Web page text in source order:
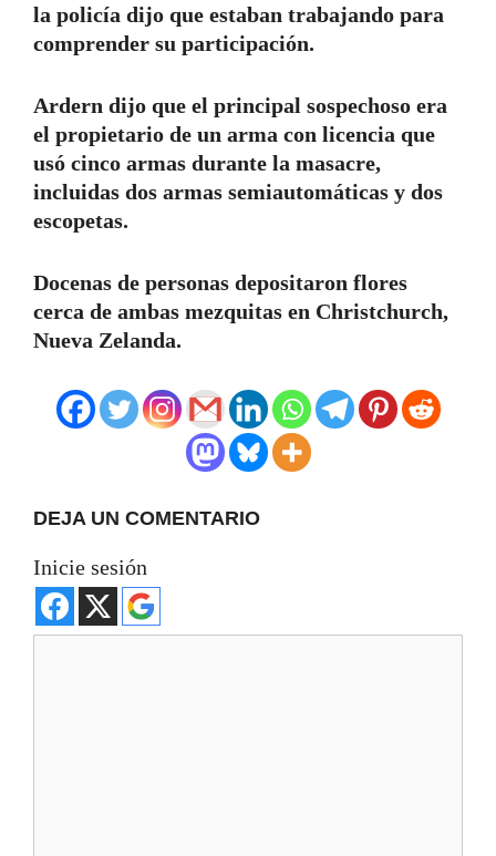
la policía dijo que estaban trabajando para
comprender su participación.
Ardern dijo que el principal sospechoso era
el propietario de un arma con licencia que
usó cinco armas durante la masacre,
incluidas dos armas semiautomáticas y dos
escopetas.
Docenas de personas depositaron flores
cerca de ambas mezquitas en Christchurch,
Nueva Zelanda.
DEJA UN COMENTARIO
Inicie sesión